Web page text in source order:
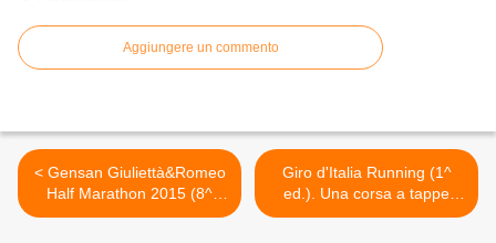
Aggiungere un commento
< Gensan Giuliettà&Romeo
Half Marathon 2015 (8^
ed.). Inaugurato l'Expo e
Giro d'Italia Running (1^
ed.). Una corsa a tappe
nelle Marche tra il 31